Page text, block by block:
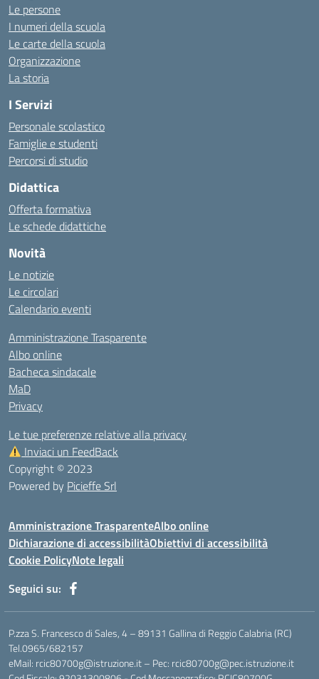
Le persone
I numeri della scuola
Le carte della scuola
Organizzazione
La storia
I Servizi
Personale scolastico
Famiglie e studenti
Percorsi di studio
Didattica
Offerta formativa
Le schede didattiche
Novità
Le notizie
Le circolari
Calendario eventi
Amministrazione Trasparente
Albo online
Bacheca sindacale
MaD
Privacy
Le tue preferenze relative alla privacy
Inviaci un FeedBack
Copyright © 2023
Powered by Picieffe Srl
Amministrazione TrasparenteAlbo online
Dichiarazione di accessibilitàObiettivi di accessibilità
Cookie PolicyNote legali
Seguici su:
P.zza S. Francesco di Sales, 4 – 89131 Gallina di Reggio Calabria (RC)
Tel.0965/682157
eMail: rcic80700g@istruzione.it – Pec: rcic80700g@pec.istruzione.it